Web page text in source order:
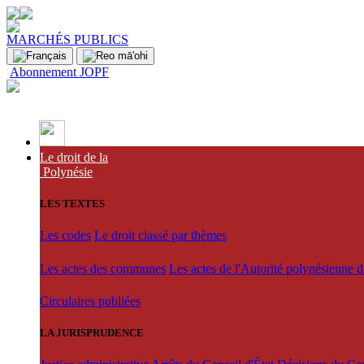
MARCHÉS PUBLICS
Abonnement JOPF
Le droit de la
Polynésie
LES TEXTES
Les codes Le droit classé par thèmes
Les actes des communes Les actes de l'Autorité polynésienne
Circulaires publiées
LA JURISPRUDENCE